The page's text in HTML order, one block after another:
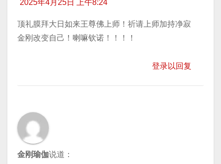
2025年4月25日 上午8:24
顶礼膜拜大日如来王尊佛上师！祈请上师加持净寂
金刚改变自己！喇嘛钦诺！！！！
登录以回复
金刚瑜伽说道：